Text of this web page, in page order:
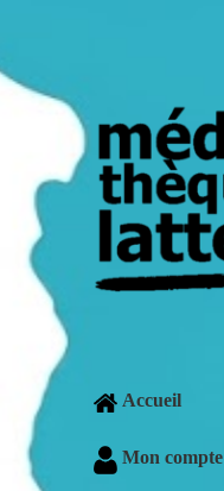
Accueil
Mon compte